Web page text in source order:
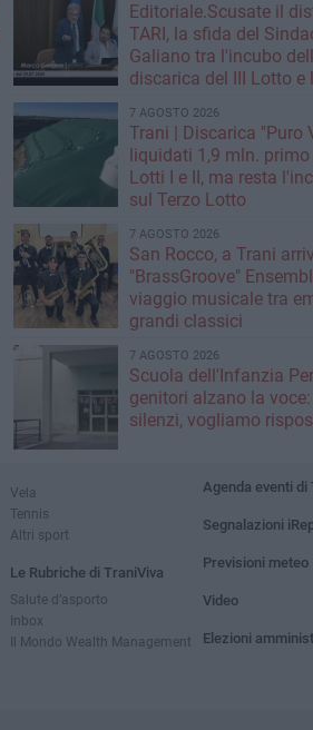
Editoriale.Scusate il
TARI, la sfida del
Galiano tra l'incubo
discarica del III Lotto e
rifiuti
7 AGOSTO 2026
Trani | Discarica "Puro
liquidati 1,9 mln. primo SAL per i
Lotti I e II, ma resta
sul Terzo Lotto
7 AGOSTO 2026
San Rocco, a Trani
"BrassGroove"
viaggio musicale tra
grandi classici
7 AGOSTO 2026
Scuola dell'Infanzia
genitori alzano la
silenzi, vogliamo
Vela
Tennis
Altri sport
Le Rubriche di TraniViva
Salute d’asporto
Inbox
Il Mondo Wealth Management
Agenda eventi di
Segnalazioni
Previsioni meteo
Video
Elezioni